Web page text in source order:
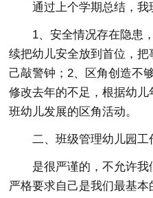
通过上个学期总结，我
1、安全情况存在隐患
续把幼儿安全放到首位，
己敲警钟；2、区角创造不
修改去年的不足，根据幼
班幼儿发展的区角活动。
二、班级管理幼儿园工
是很严谨的，不允许我
严格要求自己是我们最基